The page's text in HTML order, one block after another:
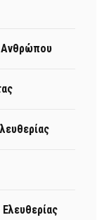
Ανθρώπου